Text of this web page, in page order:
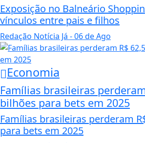
Exposição no Balneário
vínculos entre pais e filhos
Redação Notícia Já - 06 de Ago
Economia
Famílias brasileiras
bilhões para bets em 2025
Famílias brasileiras perderam
para bets em 2025